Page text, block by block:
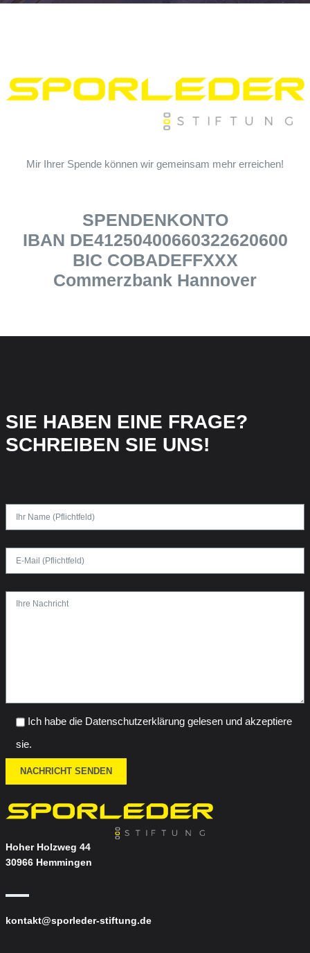
Mir Ihrer Spende können wir gemeinsam mehr erreichen!
SPENDENKONTO
IBAN DE41250400660322620600
BIC COBADEFFXXX
Commerzbank Hannover
SIE HABEN EINE FRAGE?
SCHREIBEN SIE UNS!
Ich habe die Datenschutzerklärung gelesen und akzeptiere
sie.
Hoher Holzweg 44
30966 Hemmingen
kontakt@sporleder-stiftung.de